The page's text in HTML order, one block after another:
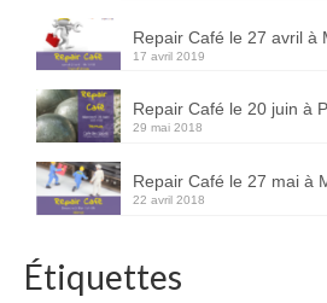
Repair Café le 27 avril à
17 avril 2019
Repair Café le 20 juin à
29 mai 2018
Repair Café le 27 mai à
22 avril 2018
Étiquettes